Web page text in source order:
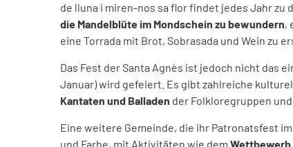
de lluna i miren-nos sa flor findet jedes Jahr zu
die Mandelblüte im Mondschein zu bewundern,
eine Torrada mit Brot, Sobrasada und Wein zu
Das Fest der Santa Agnès ist jedoch nicht das
Januar) wird gefeiert. Es gibt zahlreiche
Kantaten und Balladen der Folkloregruppen
Eine weitere Gemeinde, die ihr Patronatsfest
und Farbe, mit Aktivitäten wie dem Wettbewerb